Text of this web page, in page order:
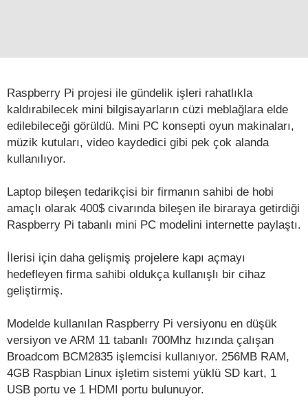
Raspberry Pi projesi ile gündelik işleri rahatlıkla
kaldırabilecek mini bilgisayarların cüzi meblağlara elde
edilebileceği görüldü. Mini PC konsepti oyun makinaları,
müzik kutuları, video kaydedici gibi pek çok alanda
kullanılıyor.
Laptop bileşen tedarikçisi bir firmanın sahibi de hobi
amaçlı olarak 400$ civarında bileşen ile biraraya getirdiği
Raspberry Pi tabanlı mini PC modelini internette paylaştı.
İlerisi için daha gelişmiş projelere kapı açmayı
hedefleyen firma sahibi oldukça kullanışlı bir cihaz
geliştirmiş.
Modelde kullanılan Raspberry Pi versiyonu en düşük
versiyon ve ARM 11 tabanlı 700Mhz hızında çalışan
Broadcom BCM2835 işlemcisi kullanıyor. 256MB RAM,
4GB Raspbian Linux işletim sistemi yüklü SD kart, 1
USB portu ve 1 HDMI portu bulunuyor.